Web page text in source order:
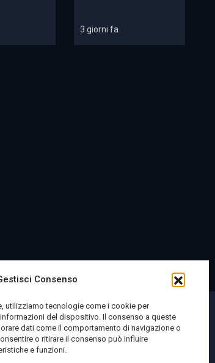
Consenso
utilizziamo tecnologie come i cookie per
del dispositivo. Il consenso a queste
dati come il comportamento di navigazione o
o ritirare il consenso può influire
e funzioni.
3 giorni fa